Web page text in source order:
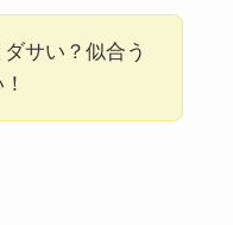
サい？似合う